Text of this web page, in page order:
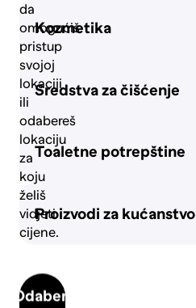
da
omogućiš
pristup
svojoj
lokaciji
ili
odabereš
lokaciju
za
koju
želiš
vidjeti
cijene.
Odaberi
Slatkiši i
Kozmetika
Sredstva za čišćenje
Toaletne potrepštine
Proizvodi za kućanstvo